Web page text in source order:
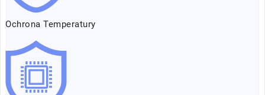
Ochrona Temperatury